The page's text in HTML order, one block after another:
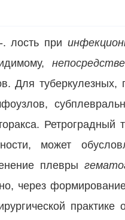
. лость при
Для туберкулезных,
Рет­роградный
может
плевры
через
практике